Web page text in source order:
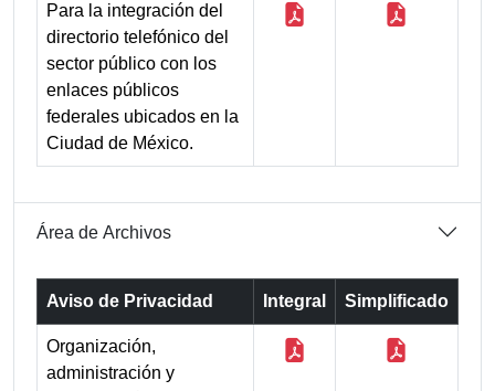
Para la integración del
directorio telefónico del
sector público con los
enlaces públicos
federales ubicados en la
Ciudad de México.
Área de Archivos
Aviso de Privacidad Integral Simplificado
Organización,
administración y